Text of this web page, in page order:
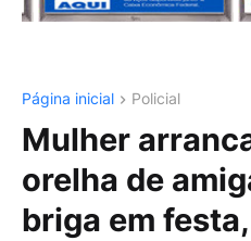
Página inicial Policial
Mulher
orelha de
briga em